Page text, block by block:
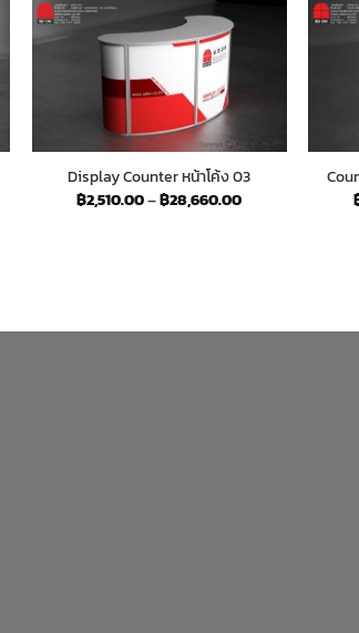
Display Counter หน้าโค้ง 03
฿2,510.00–฿28,660.00Price